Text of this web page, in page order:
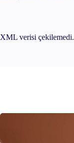
XML verisi çekilemedi.